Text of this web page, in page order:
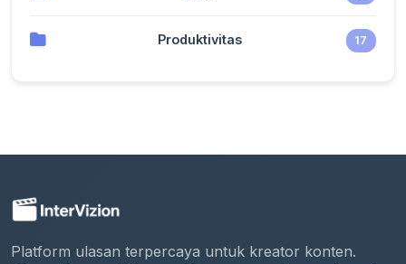
Produktivitas 17
Platform ulasan terpercaya untuk kreator konten.